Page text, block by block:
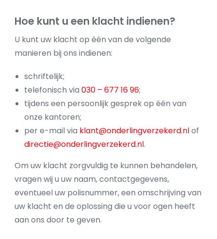
Hoe kunt u een klacht indienen?
U kunt uw klacht op één van de volgende
manieren bij ons indienen:
schriftelijk;
telefonisch via 030 – 677 16 96;
tijdens een persoonlijk gesprek op één van
onze kantoren;
per e-mail via klant@onderlingverzekerd.nlof
directie@onderlingverzekerd.nl.
Om uw klacht zorgvuldig te kunnen behandelen,
vragen wij u uw naam, contactgegevens,
eventueel uw polisnummer, een omschrijving van
uw klacht en de oplossing die u voor ogen heeft
aan ons door te geven.